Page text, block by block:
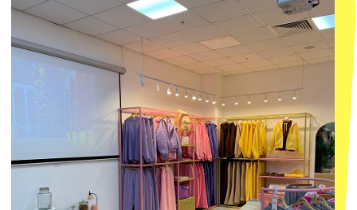
Нажимая "Подписаться", вы соглашаетесь с
Политикой обработки
Согласием на рассылку электронных
ПОДПИСАТЬСЯ
@MACROCOSM_STORE
MACROCOSM
000+ подписчиков
14'000+ подписчиков в нашем Telegram-канале